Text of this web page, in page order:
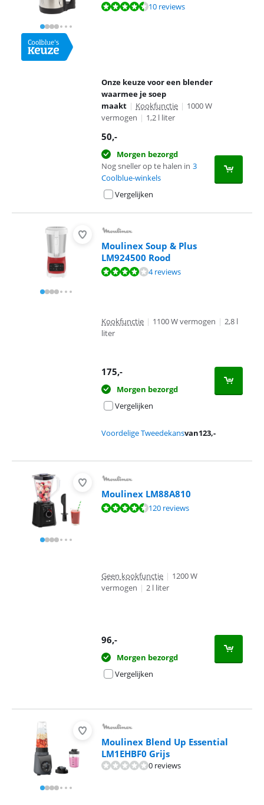
Beoordeling is 8,8 van de 10, gebaseerd op 10 reviews.
10 reviews
Onze keuze voor een blender
waarmee je soep
maakt | Kookfunctie | 1000 W
vermogen | 1,2 l liter
50,-
Morgen bezorgd
Nog sneller op te halen in 3
Coolblue-winkels
Vergelijken
Moulinex Soup & Plus
LM924500 Rood
Beoordeling is 8,0 van de 10, gebaseerd op 4 reviews.
4 reviews
Kookfunctie | 1100 W vermogen | 2,8 l
liter
175,-
Morgen bezorgd
Vergelijken
Voordelige Tweedekansvan123,-
Moulinex LM88A810
Beoordeling is 8,9 van de 10, gebaseerd op 120 reviews.
120 reviews
Geen kookfunctie | 1200 W
vermogen | 2 l liter
96,-
Morgen bezorgd
Vergelijken
Moulinex Blend Up Essential
LM1EHBF0 Grijs
0 reviews